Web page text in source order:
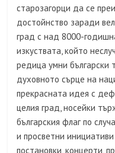
старозагорци да се
достойнство заради
град с над 8000-
изкуствата, който
редица умни български
духовното сърце на
прекрасната идея с
целия град, носейки
българския флаг по
и просветни
постановки, концерти,